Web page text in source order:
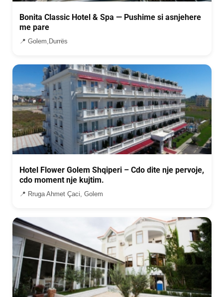
Bonita Classic Hotel & Spa — Pushime si asnjehere
me pare
📍 Golem,Durrës
Hotel Flower Golem Shqiperi – Cdo dite nje pervoje,
cdo moment nje kujtim.
📍 Rruga Ahmet Çaci, Golem